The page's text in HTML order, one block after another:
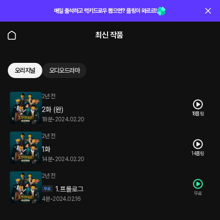
매일 출석하고 럭키드로우 뽑으면? 플링이 와르르!
최신 작품
오리지널 오디오드라마
2년 전
2화 (완)
18분• 2024.02.20
18플링
2년 전
1화
14분• 2024.02.20
14플링
2년 전
1.프롤로그
4분•2024.02.16
무료